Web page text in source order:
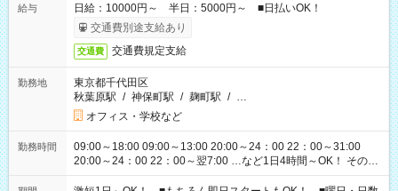
給与
日給：10000円～ 半日：5000円～ ■日払いOK！
交通費別途支給あり
交通費 交通費規定支給
勤務地
東京都千代田区
秋葉原駅 / 神保町駅 / 麹町駅 / …
オフィス・学校など
勤務時間
09:00～18:00 09:00～13:00 20:00～24：00 22：00～31:00
20:00～24：00 22：00～翌7:00 …など1日4時間～OK！ その他
シフトもございます！ お気軽にご相談ください！